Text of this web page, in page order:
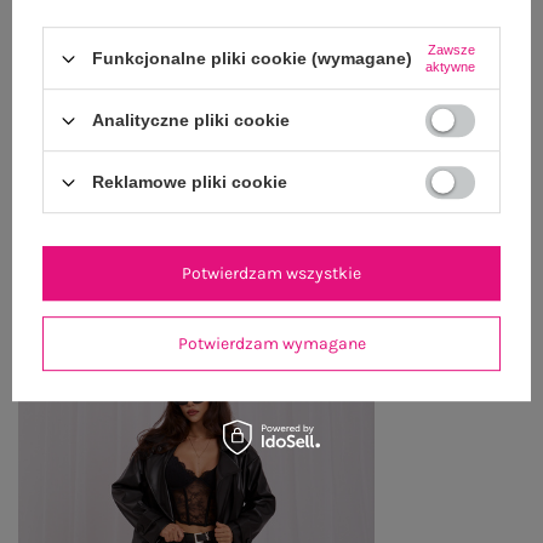
GŁÓWNE PARAMETRY
OPINIE O PRODUKCIE (0)
WYSYŁKA I DOSTAWA
PRODUKTY ZE STYLIZACJI
Funkcjonalne pliki cookie (wymagane)
Zawsze
aktywne
Analityczne pliki cookie
Reklamowe pliki cookie
Potwierdzam wymagane
Potwierdzam wszystkie